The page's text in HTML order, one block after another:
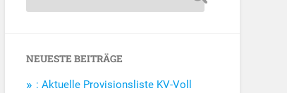
NEUESTE BEITRÄGE
: Aktuelle Provisionsliste KV-Voll